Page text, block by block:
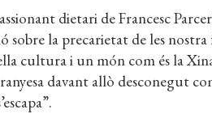
dietari de Francesc
sobre la precarietat de les
cultura i un món com és la
davant allò desconegut